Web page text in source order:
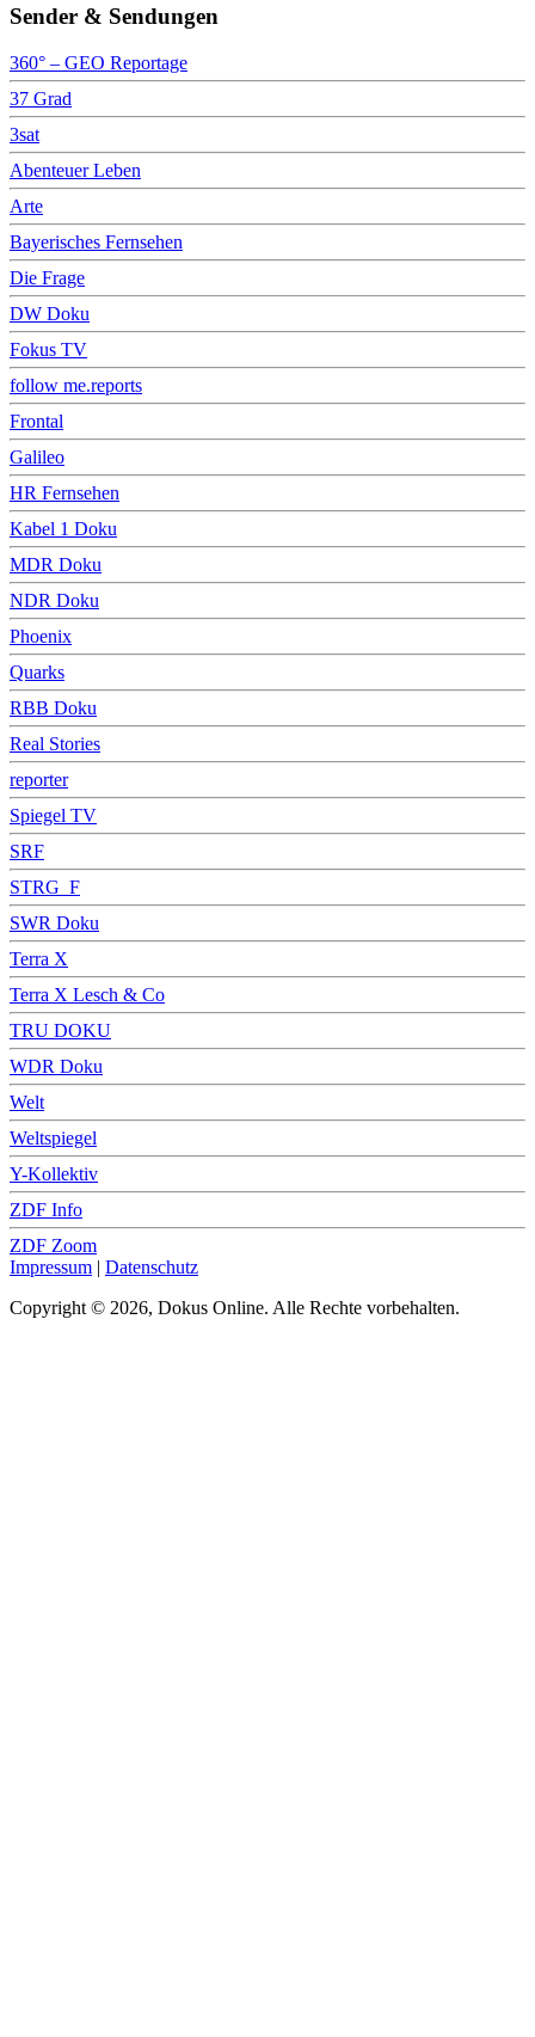
Sender & Sendungen
360° – GEO Reportage
37 Grad
3sat
Abenteuer Leben
Arte
Bayerisches Fernsehen
Die Frage
DW Doku
Fokus TV
follow me.reports
Frontal
Galileo
HR Fernsehen
Kabel 1 Doku
MDR Doku
NDR Doku
Phoenix
Quarks
RBB Doku
Real Stories
reporter
Spiegel TV
SRF
STRG_F
SWR Doku
Terra X
Terra X Lesch & Co
TRU DOKU
WDR Doku
Welt
Weltspiegel
Y-Kollektiv
ZDF Info
ZDF Zoom
Impressum | Datenschutz
Copyright © 2026, Dokus Online. Alle Rechte vorbehalten.